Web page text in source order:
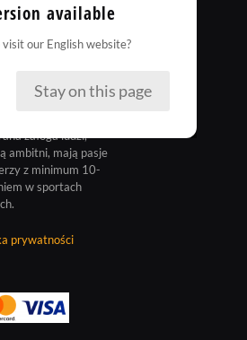
załoga ludzi,
ambitni, mają pasje
z minimum 10-
w sportach
prywatności
available
our English website?
Stay on this page